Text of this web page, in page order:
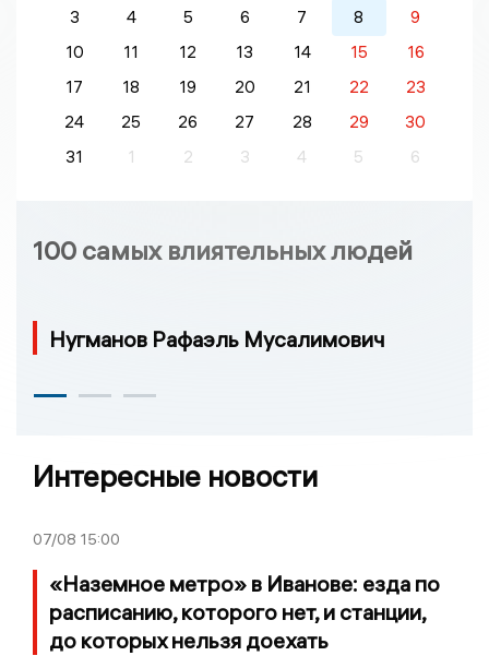
3
4 5 6 7 8
9
10
11 12 13 14 15
16
17
18 19 20 21 22
23
24
25 26 27 28 29
30
31
1 2 3 4 5 6
100 самых влиятельных людей
Нугманов Рафаэль Мусалимович
Интересные новости
07/08 15:00
«Наземное метро» в Иванове: езда по
расписанию, которого нет, и станции,
до которых нельзя доехать